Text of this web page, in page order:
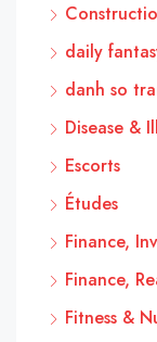
daily
danh so
Disease &
Escorts
Études
Finance,
Finance,
Fitness &